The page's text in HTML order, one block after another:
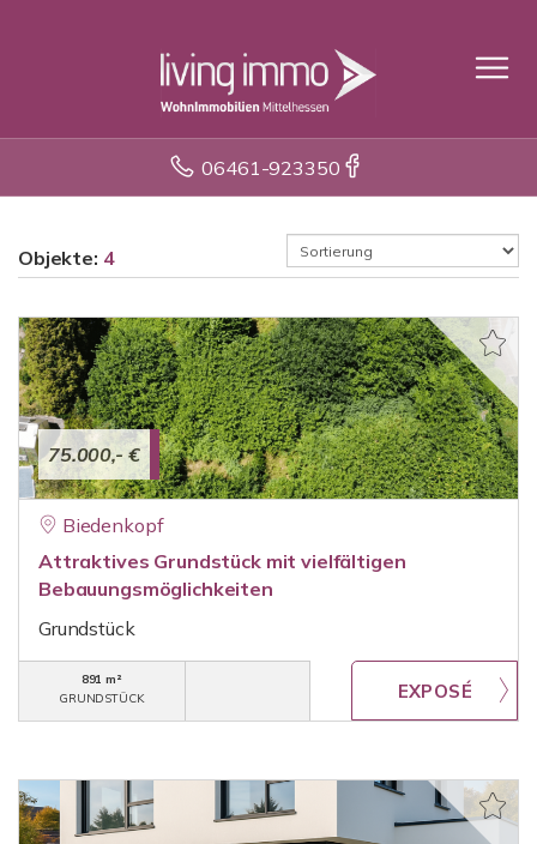
06461-923350
Objekte: 4
75.000,- €
Biedenkopf
Attraktives Grundstück mit vielfältigen
Bebauungsmöglichkeiten
Grundstück
891 m²
GRUNDSTÜCK